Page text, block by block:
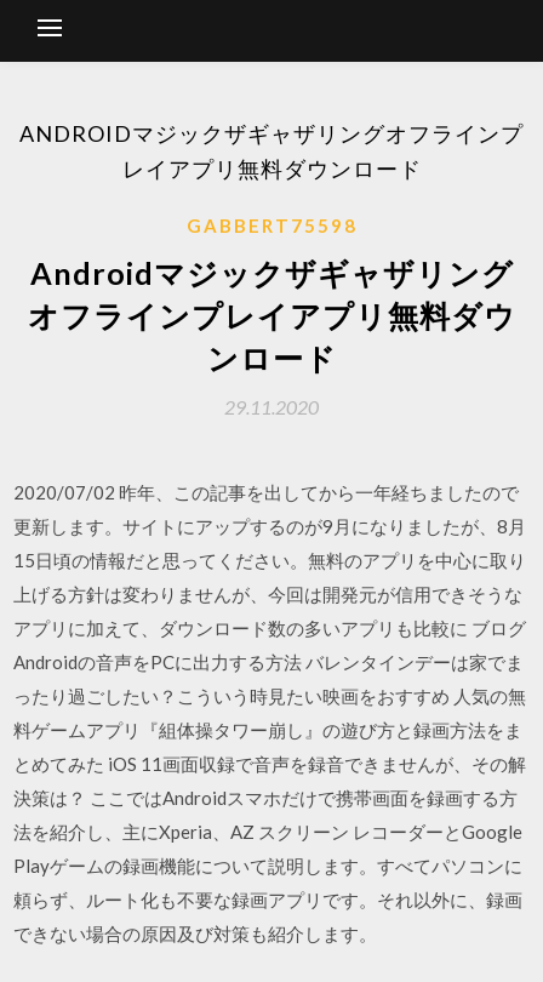
ANDROIDマジックザギャザリングオフラインプ
レイアプリ無料ダウンロード
GABBERT75598
Androidマジックザギャザリング
オフラインプレイアプリ無料ダウ
ンロード
29.11.2020
2020/07/02 昨年、この記事を出してから一年経ちましたので
更新します。サイトにアップするのが9月になりましたが、8月
15日頃の情報だと思ってください。無料のアプリを中心に取り
上げる方針は変わりませんが、今回は開発元が信用できそうな
アプリに加えて、ダウンロード数の多いアプリも比較に ブログ
Androidの音声をPCに出力する方法 バレンタインデーは家でま
ったり過ごしたい？こういう時見たい映画をおすすめ 人気の無
料ゲームアプリ『組体操タワー崩し』の遊び方と録画方法をま
とめてみた iOS 11画面収録で音声を録音できませんが、その解
決策は？ ここではAndroidスマホだけで携帯画面を録画する方
法を紹介し、主にXperia、AZ スクリーン レコーダーとGoogle
Playゲームの録画機能について説明します。すべてパソコンに
頼らず、ルート化も不要な録画アプリです。それ以外に、録画
できない場合の原因及び対策も紹介します。